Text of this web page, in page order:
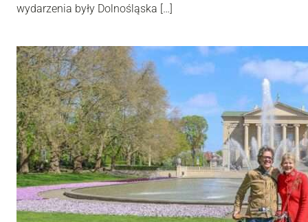
wydarzenia były Dolnośląska […]